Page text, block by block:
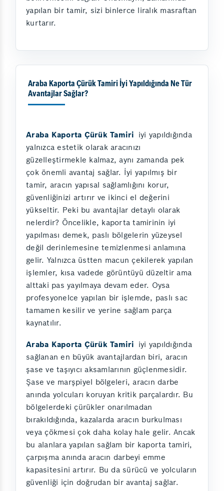
yapılan bir tamir, sizi binlerce liralık masraftan
kurtarır.
Araba Kaporta Çürük Tamiri İyi Yapıldığında Ne Tür
Avantajlar Sağlar?
Araba Kaporta Çürük Tamiri iyi yapıldığında
yalnızca estetik olarak aracınızı
güzelleştirmekle kalmaz, aynı zamanda pek
çok önemli avantaj sağlar. İyi yapılmış bir
tamir, aracın yapısal sağlamlığını korur,
güvenliğinizi artırır ve ikinci el değerini
yükseltir. Peki bu avantajlar detaylı olarak
nelerdir? Öncelikle, kaporta tamirinin iyi
yapılması demek, paslı bölgelerin yüzeysel
değil derinlemesine temizlenmesi anlamına
gelir. Yalnızca üstten macun çekilerek yapılan
işlemler, kısa vadede görüntüyü düzeltir ama
alttaki pas yayılmaya devam eder. Oysa
profesyonelce yapılan bir işlemde, paslı sac
tamamen kesilir ve yerine sağlam parça
kaynatılır.
Araba Kaporta Çürük Tamiri iyi yapıldığında
sağlanan en büyük avantajlardan biri, aracın
şase ve taşıyıcı aksamlarının güçlenmesidir.
Şase ve marşpiyel bölgeleri, aracın darbe
anında yolcuları koruyan kritik parçalardır. Bu
bölgelerdeki çürükler onarılmadan
bırakıldığında, kazalarda aracın burkulması
veya çökmesi çok daha kolay hale gelir. Ancak
bu alanlara yapılan sağlam bir kaporta tamiri,
çarpışma anında aracın darbeyi emme
kapasitesini artırır. Bu da sürücü ve yolcuların
güvenliği için doğrudan bir avantaj sağlar.